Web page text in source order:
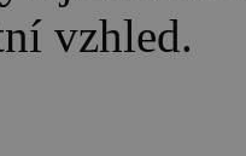
vzhled.